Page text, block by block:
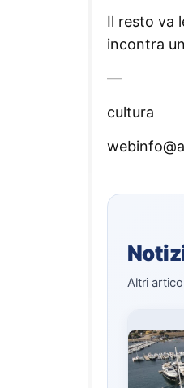
Il resto va
incontra
—
cultura
Altri